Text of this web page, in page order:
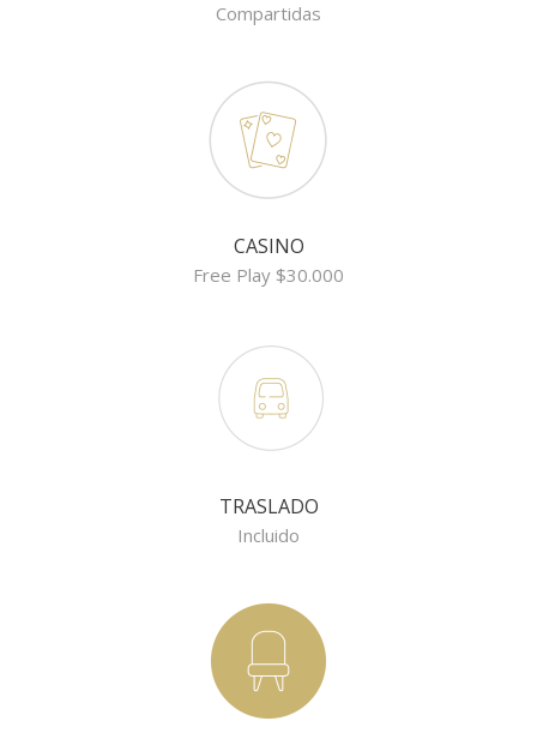
Compartidas
CASINO
Free Play $30.000
TRASLADO
Incluido